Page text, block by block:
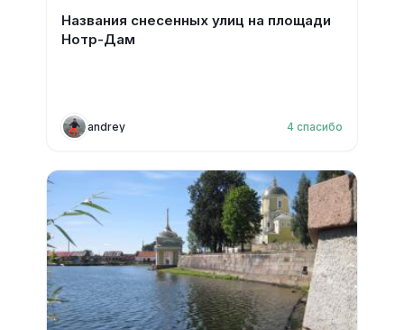
Названия снесенных улиц на площади
Нотр-Дам
andrey 4 спасибо